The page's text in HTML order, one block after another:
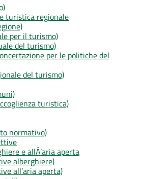
turistica regionale
per il turismo)
del turismo)
per le politiche del
del turismo)
turistica)
normativo)
e allÂ’aria aperta
alberghiere)
all’aria aperta)